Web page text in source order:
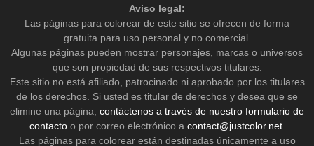
Aviso legal:
Las páginas para colorear de este sitio se ofrecen de forma
gratuita para uso personal y no comercial.
Algunas páginas pueden mostrar personajes, marcas o universos
que son propiedad de sus respectivos titulares.
Este sitio no está afiliado, patrocinado ni aprobado por los titulares
de los derechos. Si usted es titular de derechos y desea que se
elimine una página, contáctenos a través de nuestro formulario de
contactoo por correo electrónico a contact@justcolor.net.
Las páginas para colorear están destinadas únicamente a uso